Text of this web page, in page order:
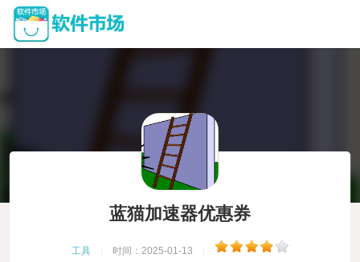
蓝猫加速器优惠券
工具 时间：2025-01-13